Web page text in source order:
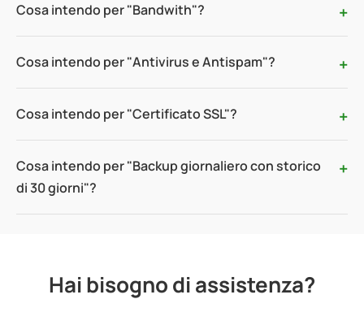
Cosa intendo per "Bandwith"?
Cosa intendo per "Antivirus e Antispam"?
Cosa intendo per "Certificato SSL"?
Cosa intendo per "Backup giornaliero con storico
di 30 giorni"?
Hai bisogno di assistenza?